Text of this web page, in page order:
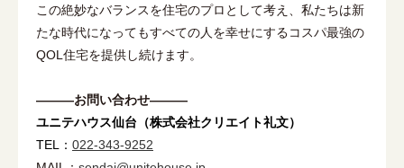
この絶妙なバランスを住宅のプロとして考え、私たちは新
たな時代になってもすべての人を幸せにするコスパ最強の
QOL住宅を提供し続けます。
―――お問い合わせ―――
ユニテハウス仙台（株式会社クリエイト礼文）
TEL： 022-343-9252